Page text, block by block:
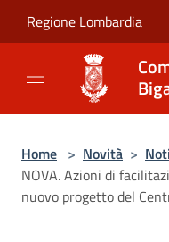
Regione Lombardia
Home > Novità >
NOVA. Azioni di
nuovo progetto del